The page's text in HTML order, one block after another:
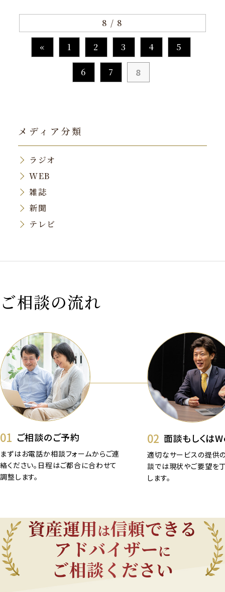
8 / 8
« 1 2 3 4 5
6 7 8
メディア分類
ラジオ
WEB
雑誌
新聞
テレビ
ご相談の流れ
01 ご相談のご予約
まずはお電話か相談フォームからご連
絡ください。日程はご都合に合わせて
調整します。
02 面談もしくは
適切なサービスの提供
談では現状やご要望を
します。